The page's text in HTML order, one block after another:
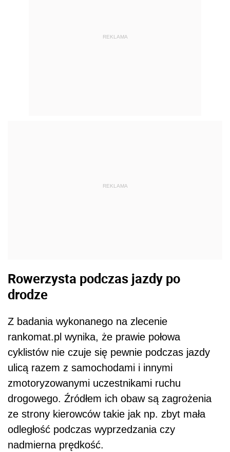
REKLAMA
REKLAMA
Rowerzysta podczas jazdy po
drodze
Z badania wykonanego na zlecenie
rankomat.pl wynika, że prawie połowa
cyklistów nie czuje się pewnie podczas jazdy
ulicą razem z samochodami i innymi
zmotoryzowanymi uczestnikami ruchu
drogowego. Źródłem ich obaw są zagrożenia
ze strony kierowców takie jak np. zbyt mała
odległość podczas wyprzedzania czy
nadmierna prędkość.